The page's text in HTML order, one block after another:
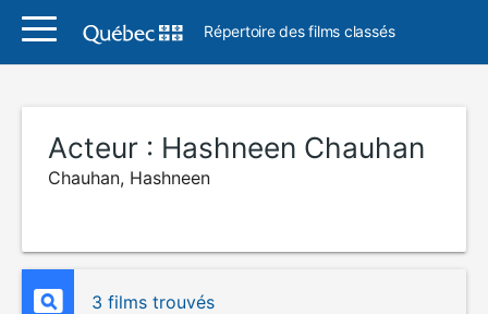
Répertoire des films classés
Acteur : Hashneen Chauhan
Chauhan, Hashneen
3 films trouvés